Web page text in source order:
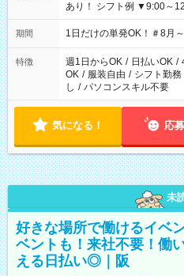
あり！ シフト例 ▼9:00～
▼18:00～21:00
期間 1日だけの単発OK！＃8月
特徴 週1日からOK / 日払いOK /
OK / 服装自由 / シフト勤務
し / パソコンスキル不要
気になる！ 応
未
好きな場所で働けるイベ
ベントも！来社不要！働
える日払い◎｜阪